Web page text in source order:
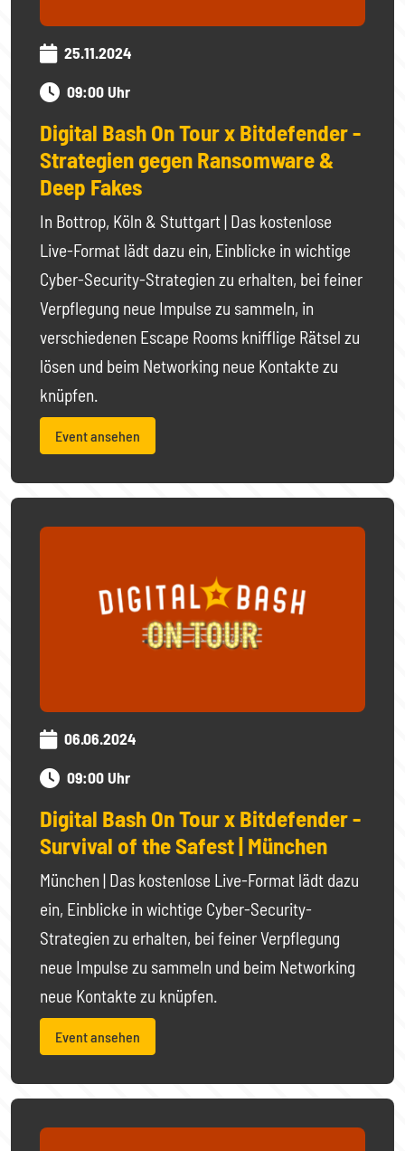
25.11.2024
09:00 Uhr
Digital Bash On Tour x Bitdefender -
Strategien gegen Ransomware &
Deep Fakes
In Bottrop, Köln & Stuttgart | Das kostenlose
Live-Format lädt dazu ein, Einblicke in wichtige
Cyber-Security-Strategien zu erhalten, bei feiner
Verpflegung neue Impulse zu sammeln, in
verschiedenen Escape Rooms knifflige Rätsel zu
lösen und beim Networking neue Kontakte zu
knüpfen.
Event ansehen
06.06.2024
09:00 Uhr
Digital Bash On Tour x Bitdefender -
Survival of the Safest | München
München | Das kostenlose Live-Format lädt dazu
ein, Einblicke in wichtige Cyber-Security-
Strategien zu erhalten, bei feiner Verpflegung
neue Impulse zu sammeln und beim Networking
neue Kontakte zu knüpfen.
Event ansehen